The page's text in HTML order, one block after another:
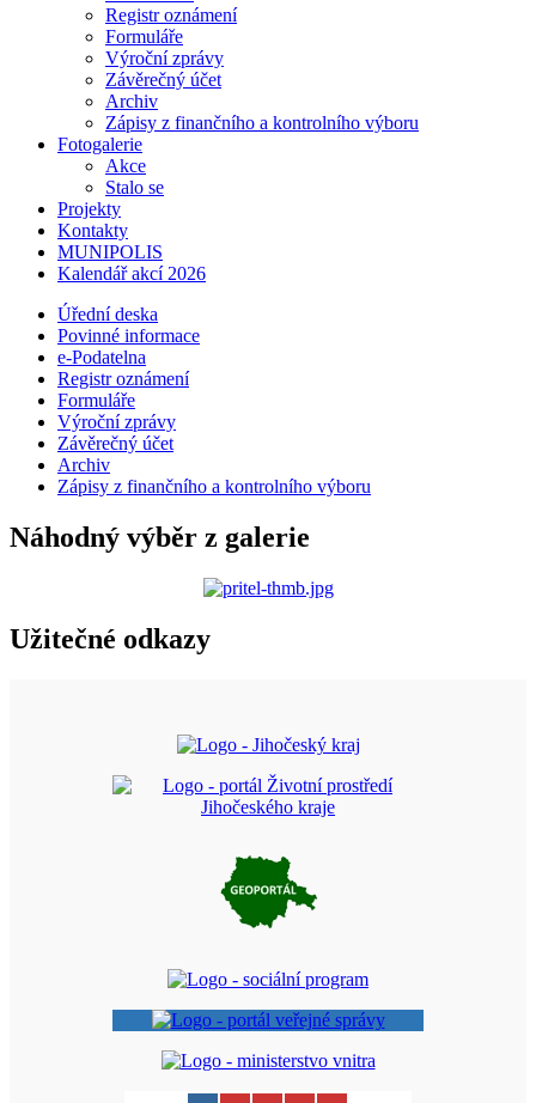
Registr oznámení
Formuláře
Výroční zprávy
Závěrečný účet
Archiv
Zápisy z finančního a kontrolního výboru
Fotogalerie
Akce
Stalo se
Projekty
Kontakty
MUNIPOLIS
Kalendář akcí 2026
Úřední deska
Povinné informace
e-Podatelna
Registr oznámení
Formuláře
Výroční zprávy
Závěrečný účet
Archiv
Zápisy z finančního a kontrolního výboru
Náhodný výběr z galerie
Užitečné odkazy